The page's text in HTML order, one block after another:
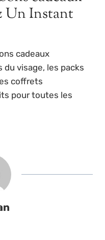
Un Instant
cadeaux
du visage, les packs
coffrets
pour toutes les